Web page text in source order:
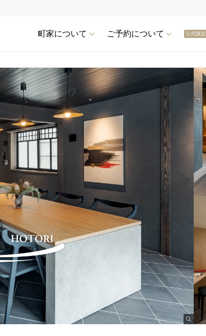
町家について ご予約について 公式限定